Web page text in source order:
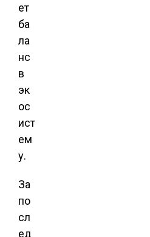
ет
ба
ла
нс
в
эк
ос
ист
ем
у.
За
по
сл
ед